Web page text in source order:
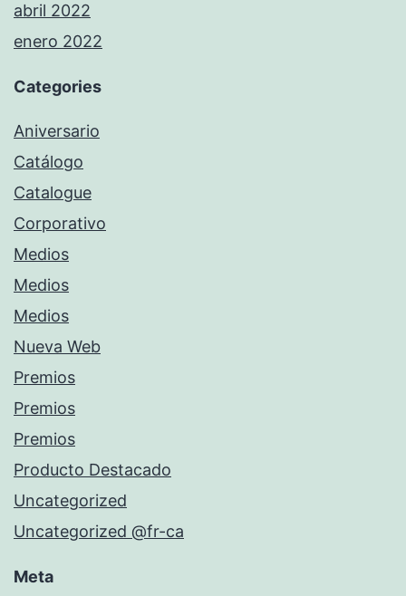
abril 2022
enero 2022
Categories
Aniversario
Catálogo
Catalogue
Corporativo
Medios
Medios
Medios
Nueva Web
Premios
Premios
Premios
Producto Destacado
Uncategorized
Uncategorized @fr-ca
Meta